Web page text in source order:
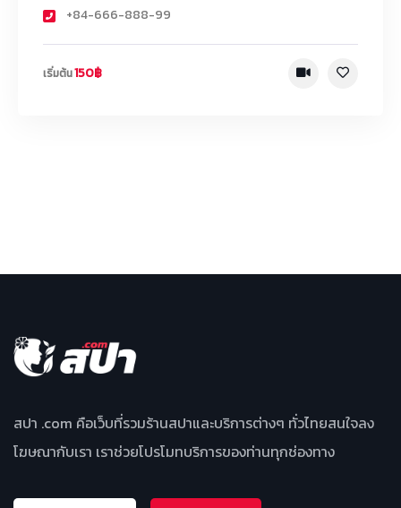
+84-666-888-99
เริ่มต้น150฿
สปา .com คือเว็บที่รวมร้านสปาและบริการต่างๆ ทั่วไทยสนใจลง
โฆษณากับเรา เราช่วยโปรโมทบริการของท่านทุกช่องทาง